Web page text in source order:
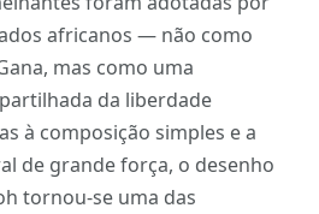
africanos — não como
mas como uma
da liberdade
à composição simples e a
de grande força, o desenho
tornou-se uma das